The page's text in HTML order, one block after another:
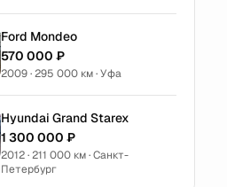
Ford Mondeo
570 000 ₽
2009 · 295 000 км · Уфа
Hyundai Grand Starex
1 300 000 ₽
2012 · 211 000 км · Санкт-
Петербург